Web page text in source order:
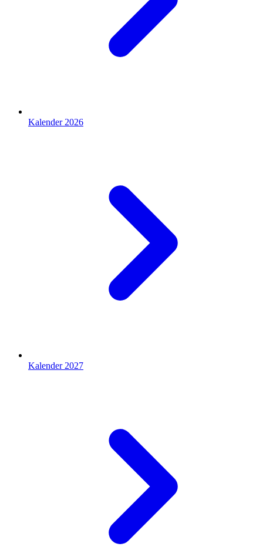
Kalender 2026
Kalender 2027